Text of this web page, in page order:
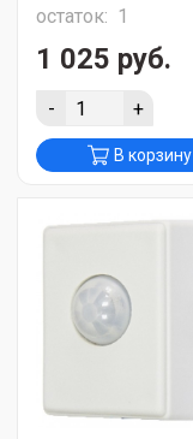
остаток: 1
1 025 руб.
- +
В корзину